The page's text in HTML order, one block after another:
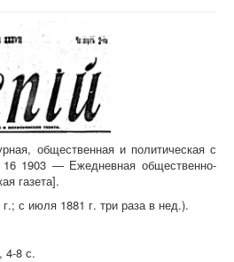
общественная и политическая с
1903 — Ежедневная общественно-
газета].
с июля 1881 г. три раза в нед.).
4-8 с.